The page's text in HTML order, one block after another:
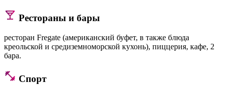
Рестораны и бары
ресторан Fregate (американский буфет, в также блюда
креольской и средиземноморской кухонь), пиццерия, кафе, 2
бара.
Спорт